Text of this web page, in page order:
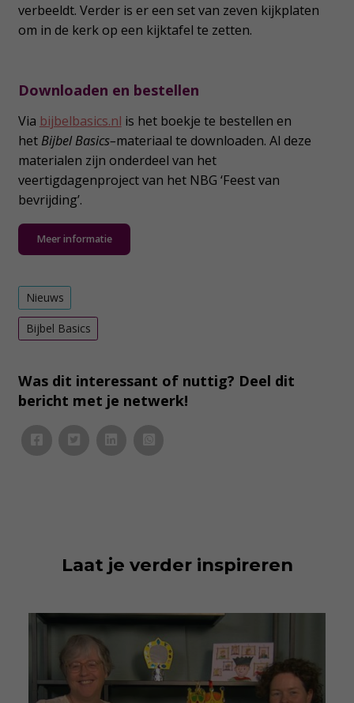
verbeeldt. Verder is er een set van zeven kijkplaten
om in de kerk op een kijktafel te zetten.
Downloaden en bestellen
Via bijbelbasics.nl is het boekje te bestellen en
het Bijbel Basics–materiaal te downloaden. Al deze
materialen zijn onderdeel van het
veertigdagenproject van het NBG ‘Feest van
bevrijding’.
Meer informatie
Nieuws
Bijbel Basics
Was dit interessant of nuttig? Deel dit
bericht met je netwerk!
Laat je verder inspireren